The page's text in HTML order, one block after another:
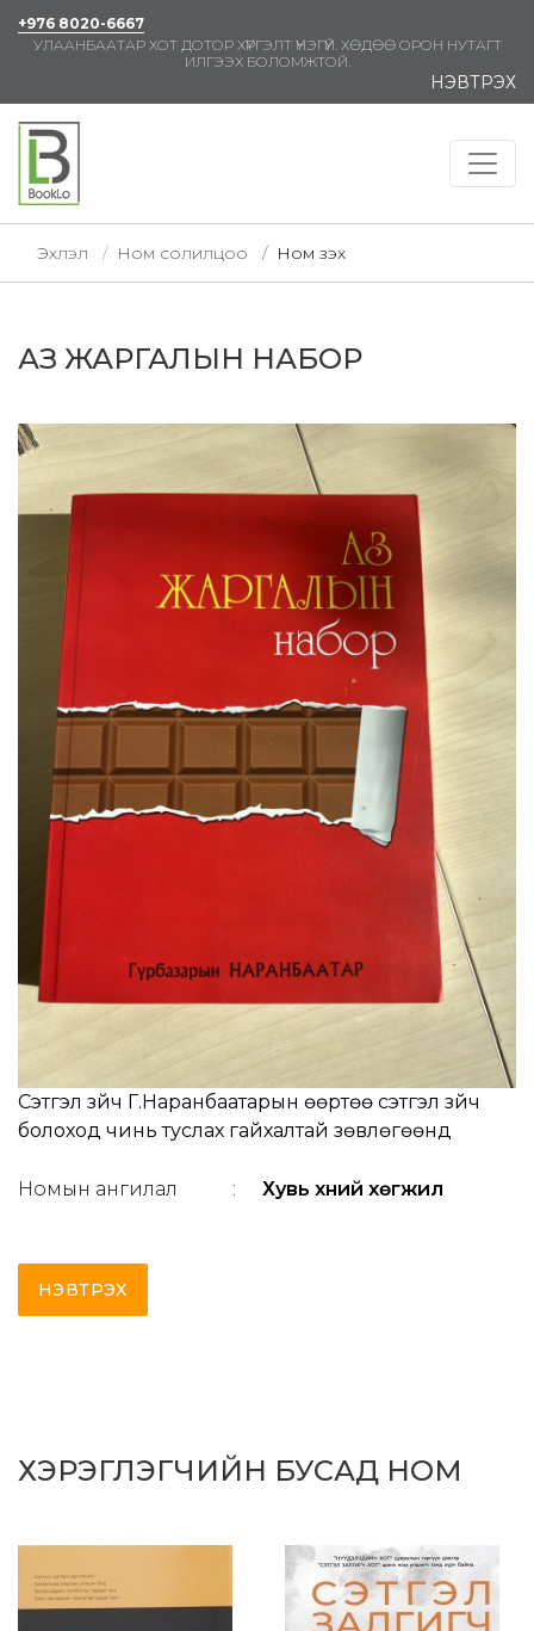
+976 8020-6667
УЛААНБААТАР ХОТ ДОТОР ХҮРГЭЛТ ҮНЭГҮЙ. ХӨДӨӨ ОРОН НУТАГТ
ИЛГЭЭХ БОЛОМЖТОЙ.
НЭВТРЭХ
Эхлэл Ном солилцоо Ном үзэх
АЗ ЖАРГАЛЫН НАБОР
Сэтгэл зүйч Г.Наранбаатарын өөртөө сэтгэл зүйч
болоход чинь туслах гайхалтай зөвлөгөөнүүд
Номын ангилал : Хувь хүний хөгжил
НЭВТРЭХ
ХЭРЭГЛЭГЧИЙН БУСАД НОМ